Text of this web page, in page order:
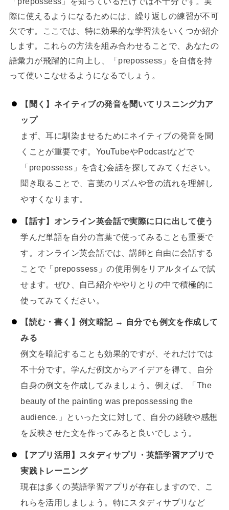
際に使えるようになるためには、繰り返しの練習が不可
欠です。ここでは、特に効果的な学習法をいくつか紹介
します。これらの方法を組み合わせることで、あなたの
語彙力が飛躍的に向上し、「prepossess」を自信を持
って使いこなせるようになるでしょう。
【聞く】ネイティブの発音を聞いてリスニング力ア
ップ
まず、耳に馴染ませるためにネイティブの発音を聞
くことが重要です。YouTubeやPodcastなどで
「prepossess」を含む会話を探してみてください。
聞き取ることで、言葉のリズムや音の流れを理解し
やすくなります。
【話す】オンライン英会話で実際に口に出して使う
学んだ単語を自分の言葉で使ってみることも重要で
す。オンライン英会話では、講師と自由に会話する
ことで「prepossess」の使用例をリアルタイムで試
せます。ぜひ、自己紹介ややりとりの中で積極的に
使ってみてください。
【読む・書く】例文暗記 → 自分でも例文を作成して
みる
例文を暗記することも効果的ですが、それだけでは
不十分です。学んだ例文からアイデアを得て、自分
自身の例文を作成してみましょう。例えば、「The
beauty of the painting was prepossessing the
audience.」といった文に対して、自分の経験や感想
を反映させた文を作ってみると良いでしょう。
【アプリ活用】スタディサプリ・英語学習アプリで
実践トレーニング
現在は多くの英語学習アプリが存在しますので、こ
れらを活用しましょう。特にスタディサプリなど